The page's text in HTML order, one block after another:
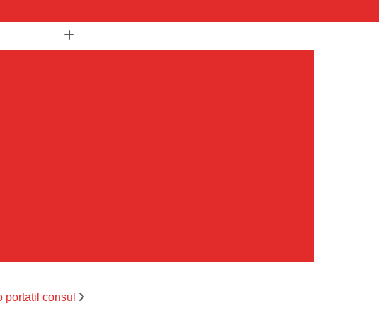
Tecnica Ar Condicionado Portatil
consul